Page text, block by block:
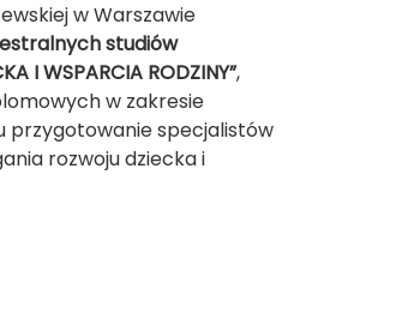
w Warszawie
studiów
I WSPARCIA RODZINY”,
w zakresie
przygotowanie specjalistów
rozwoju dziecka i